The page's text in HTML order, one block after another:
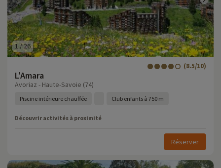
1 /26
L'Amara
(8.5/10)
Avoriaz - Haute-Savoie (74)
Piscine intérieure chauffée Club enfants à 750 m
Découvrir activités à proximité
Réserver